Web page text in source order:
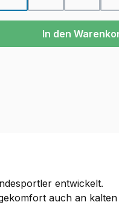
Wert ein oder
In den
entwickelt.
auch an